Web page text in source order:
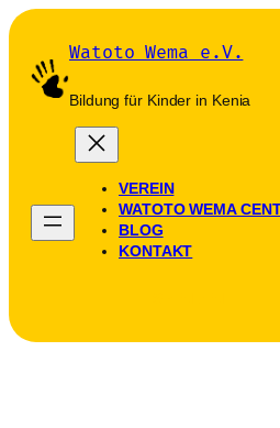
Zum
springen
Watoto Wema e.V.
Bildung für Kinder in Kenia
VEREIN
WATOTO WEMA
BLOG
KONTAKT